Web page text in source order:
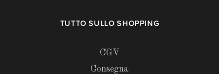
TUTTO SULLO SHOPPING
CGV
Consegna